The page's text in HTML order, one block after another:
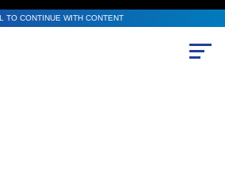
TO CONTINUE WITH CONTENT